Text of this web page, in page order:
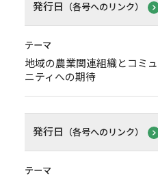
発行日 （各号へのリンク）
テーマ
地域の農業関連組織とコミュ
ニティへの期待
発行日 （各号へのリンク）
テーマ